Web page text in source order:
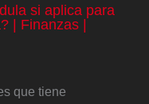
si aplica para
| Finanzas |
que tiene